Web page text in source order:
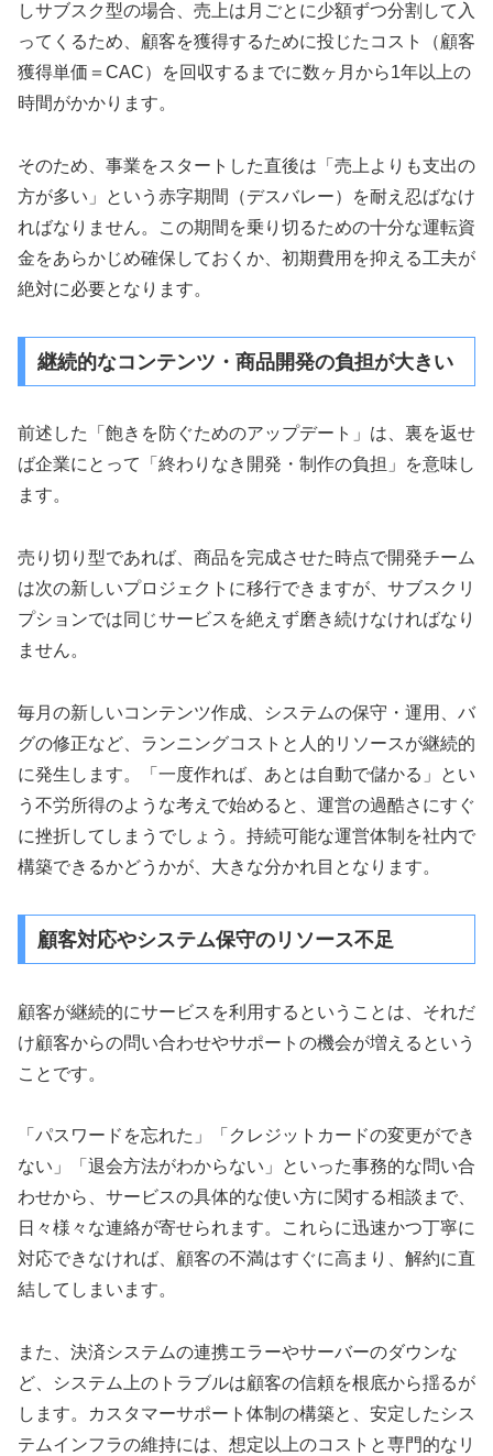
しサブスク型の場合、売上は月ごとに少額ずつ分割して入
ってくるため、顧客を獲得するために投じたコスト（顧客
獲得単価＝CAC）を回収するまでに数ヶ月から1年以上の
時間がかかります。
そのため、事業をスタートした直後は「売上よりも支出の
方が多い」という赤字期間（デスバレー）を耐え忍ばなけ
ればなりません。この期間を乗り切るための十分な運転資
金をあらかじめ確保しておくか、初期費用を抑える工夫が
絶対に必要となります。
継続的なコンテンツ・商品開発の負担が大きい
前述した「飽きを防ぐためのアップデート」は、裏を返せ
ば企業にとって「終わりなき開発・制作の負担」を意味し
ます。
売り切り型であれば、商品を完成させた時点で開発チーム
は次の新しいプロジェクトに移行できますが、サブスクリ
プションでは同じサービスを絶えず磨き続けなければなり
ません。
毎月の新しいコンテンツ作成、システムの保守・運用、バ
グの修正など、ランニングコストと人的リソースが継続的
に発生します。「一度作れば、あとは自動で儲かる」とい
う不労所得のような考えで始めると、運営の過酷さにすぐ
に挫折してしまうでしょう。持続可能な運営体制を社内で
構築できるかどうかが、大きな分かれ目となります。
顧客対応やシステム保守のリソース不足
顧客が継続的にサービスを利用するということは、それだ
け顧客からの問い合わせやサポートの機会が増えるという
ことです。
「パスワードを忘れた」「クレジットカードの変更ができ
ない」「退会方法がわからない」といった事務的な問い合
わせから、サービスの具体的な使い方に関する相談まで、
日々様々な連絡が寄せられます。これらに迅速かつ丁寧に
対応できなければ、顧客の不満はすぐに高まり、解約に直
結してしまいます。
また、決済システムの連携エラーやサーバーのダウンな
ど、システム上のトラブルは顧客の信頼を根底から揺るが
します。カスタマーサポート体制の構築と、安定したシス
テムインフラの維持には、想定以上のコストと専門的なリ